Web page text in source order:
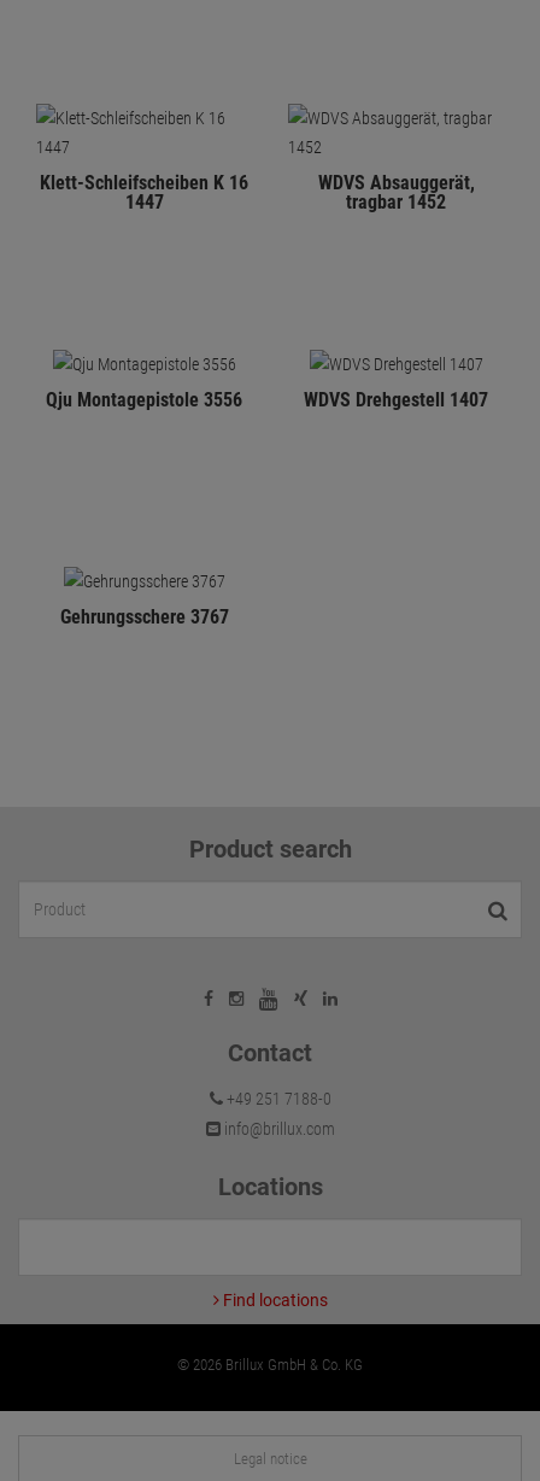
Klett-Schleifscheiben K 16
1447
WDVS Absauggerät,
tragbar 1452
Qju Montagepistole 3556 WDVS Drehgestell 1407
Gehrungsschere 3767
Product search
Contact
+49 251 7188-0
info@brillux.com
Locations
Find locations
© 2026 Brillux GmbH & Co. KG
Legal notice